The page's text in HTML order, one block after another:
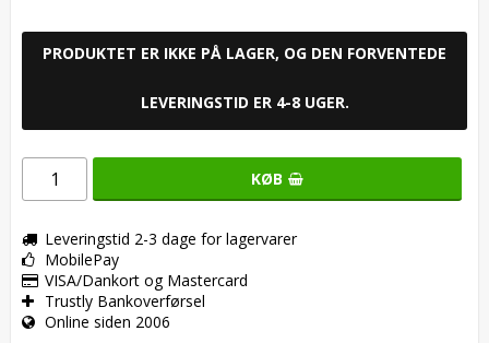
PRODUKTET ER IKKE PÅ LAGER, OG DEN FORVENTEDE
LEVERINGSTID ER 4-8 UGER.
KØB
Leveringstid 2-3 dage for lagervarer
MobilePay
VISA/Dankort og Mastercard
Trustly Bankoverførsel
Online siden 2006